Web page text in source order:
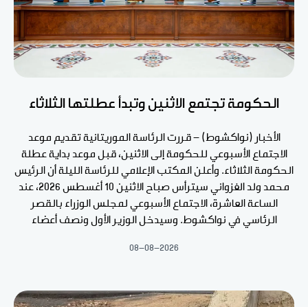
الحكومة تجتمع الاثنين وتبدأ عطلتها الثلاثاء
الأخبار (نواكشوط) - قررت الرئاسة الموريتانية تقديم موعد
الاجتماع الأسبوعي للحكومة إلى الاثنين، قبل موعد بداية عطلة
الحكومة الثلاثاء. وأعلن المكتب الإعلامي للرئاسة الليلة أن الرئيس
محمد ولد الغزواني سيترأس صباح الاثنين 10 أغسطس 2026، عند
الساعة العاشرة، الاجتماع الأسبوعي لمجلس الوزراء بالقصر
الرئاسي في نواكشوط. وسيدخل الوزير الأول ونصف أعضاء
08-08-2026